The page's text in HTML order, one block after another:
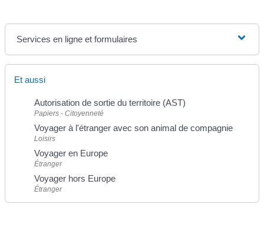
Services en ligne et formulaires
Et aussi
Autorisation de sortie du territoire (AST)
Papiers - Citoyenneté
Voyager à l'étranger avec son animal de compagnie
Loisirs
Voyager en Europe
Étranger
Voyager hors Europe
Étranger